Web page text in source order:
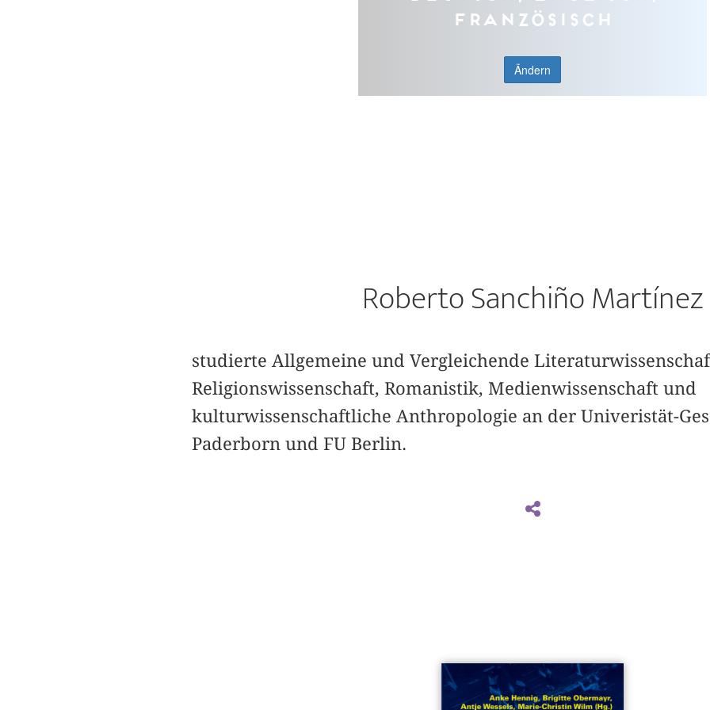
Französisch
Ändern
Roberto Sanchiño Martínez
studierte Allgemeine und Vergleichende
Religionswissenschaft, Romanistik, Medienwissenschaft und
kulturwissenschaftliche Anthropologie an der Univeristät-
Paderborn und FU Berlin.